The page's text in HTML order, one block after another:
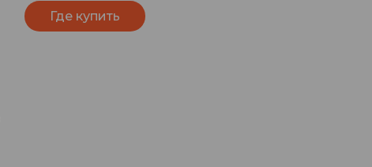
Где купить